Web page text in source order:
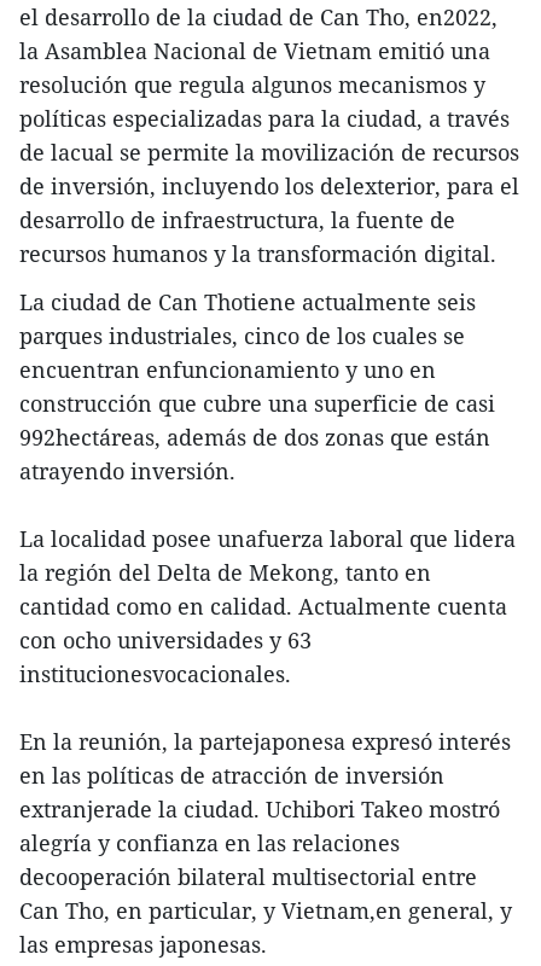
el desarrollo de la ciudad de Can Tho, en2022,
la Asamblea Nacional de Vietnam emitió una
resolución que regula algunos mecanismos y
políticas especializadas para la ciudad, a través
de lacual se permite la movilización de recursos
de inversión, incluyendo los delexterior, para el
desarrollo de infraestructura, la fuente de
recursos humanos y la transformación digital.
La ciudad de Can Thotiene actualmente seis
parques industriales, cinco de los cuales se
encuentran enfuncionamiento y uno en
construcción que cubre una superficie de casi
992hectáreas, además de dos zonas que están
atrayendo inversión.
La localidad posee unafuerza laboral que lidera
la región del Delta de Mekong, tanto en
cantidad como en calidad. Actualmente cuenta
con ocho universidades y 63
institucionesvocacionales.
En la reunión, la partejaponesa expresó interés
en las políticas de atracción de inversión
extranjerade la ciudad. Uchibori Takeo mostró
alegría y confianza en las relaciones
decooperación bilateral multisectorial entre
Can Tho, en particular, y Vietnam,en general, y
las empresas japonesas.